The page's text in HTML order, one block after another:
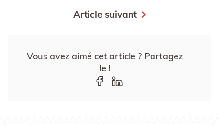
Article suivant
Vous avez aimé cet article ? Partagez
le !